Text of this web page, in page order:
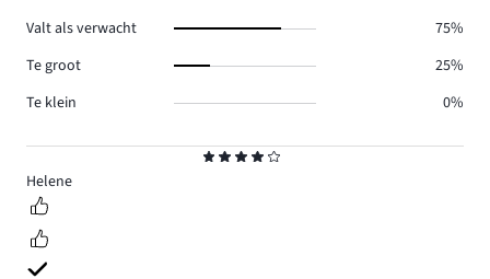
4
Helene
Valt als verwacht
75%
Te groot
25%
Te klein
0%